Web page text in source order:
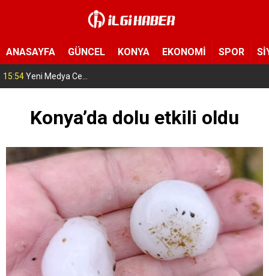
ANASAYFA GÜNCEL KONYA EKONOMİ SPOR
15:54Yeni Medya Cemiyeti’nden Hakimiyet Gazetesi’ne 30. yıl ziyareti
Konya’da dolu etkili oldu